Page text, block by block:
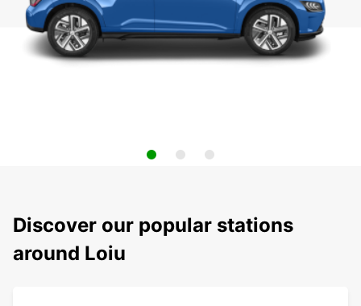
Discover our popular stations
around Loiu